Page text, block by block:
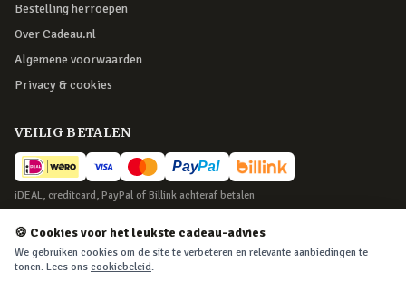
Bestelling herroepen
Over Cadeau.nl
Algemene voorwaarden
Privacy & cookies
VEILIG BETALEN
iDEAL, creditcard, PayPal of Billink achteraf betalen
BEZORGING
Voor 22:45 besteld, morgen in huis. Tot 365 dagen retourneren.
🍪 Cookies voor het leukste cadeau-advies
We gebruiken cookies om de site te verbeteren en relevante aanbiedingen te
tonen. Lees ons cookiebeleid.